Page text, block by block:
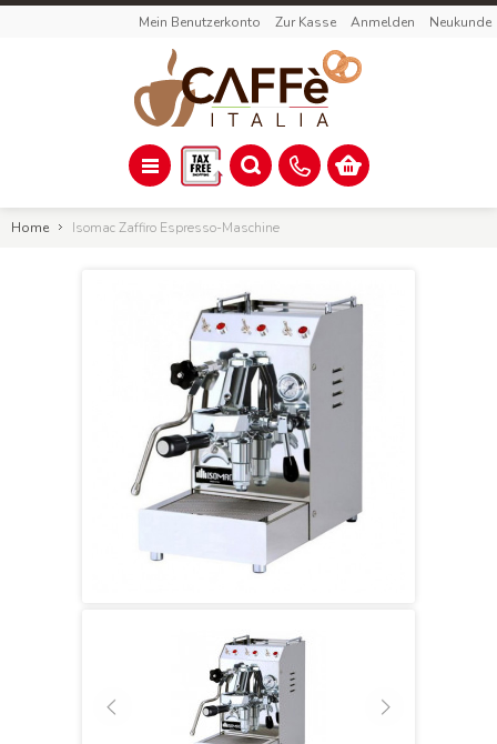
Mein Benutzerkonto Zur Kasse Anmelden Neukunde
Home Isomac Zaffiro Espresso-Maschine